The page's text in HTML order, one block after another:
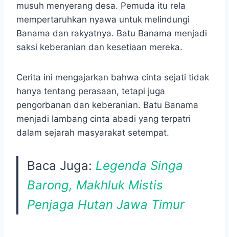
musuh menyerang desa. Pemuda itu rela
mempertaruhkan nyawa untuk melindungi
Banama dan rakyatnya. Batu Banama menjadi
saksi keberanian dan kesetiaan mereka.
Cerita ini mengajarkan bahwa cinta sejati tidak
hanya tentang perasaan, tetapi juga
pengorbanan dan keberanian. Batu Banama
menjadi lambang cinta abadi yang terpatri
dalam sejarah masyarakat setempat.
Baca Juga: Legenda Singa
Barong, Makhluk Mistis
Penjaga Hutan Jawa Timur